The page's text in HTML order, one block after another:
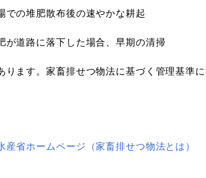
での堆肥散布後の速やかな耕起
が道路に落下した場合、早期の清掃
ります。家畜排せつ物法に基づく管理基準
産省ホームページ（家畜排せつ物法とは）